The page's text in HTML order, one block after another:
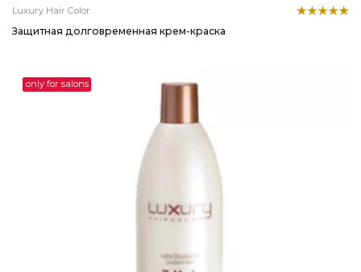
Luxury Hair Color
Защитная долговременная крем-краска
only for salons